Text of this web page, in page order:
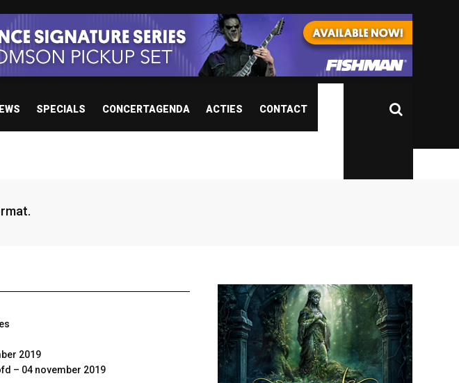
SPECIALS CONCERTAGENDA ACTIES CONTACT
2019
– 04 november 2019